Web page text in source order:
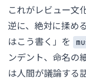
これがレビュー文
逆に、絶対に揉め
はこう書く」を
ンデント、命名
は人間が議論する